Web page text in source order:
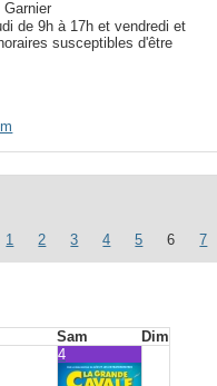
Sam Dim
4
Garnier
de 9h à 17h et vendredi et
susceptibles d'être
1 2 3 4 5 6 7